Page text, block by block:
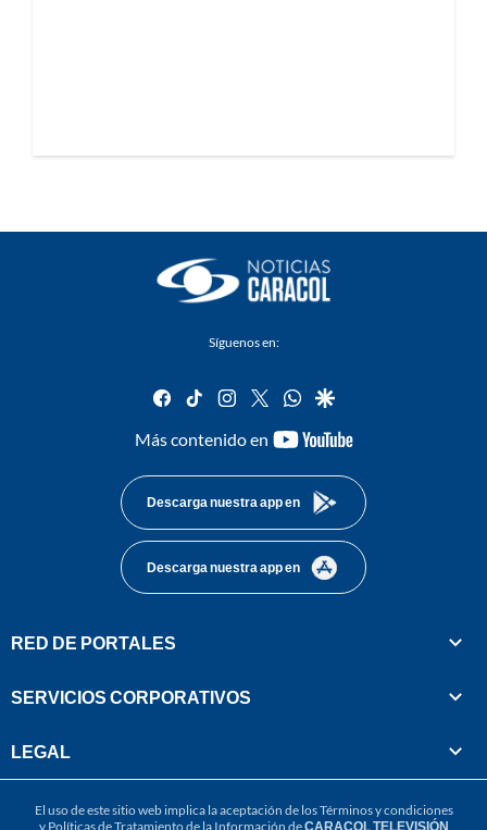
Síguenos en:
facebook
tiktok instagram
twitterwhatsapp
google
Más contenido en
youtube-
Descarga nuestra app en
Descarga nuestra app en
RED DE PORTALES
SERVICIOS CORPORATIVOS
LEGAL
El uso de este sitio web implica la aceptación de losTérminos y condiciones
y Políticas de Tratamiento de la Información deCARACOL TELEVISIÓN